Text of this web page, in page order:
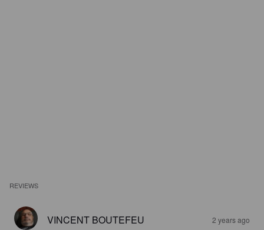
REVIEWS
VINCENT BOUTEFEU 2 years ago